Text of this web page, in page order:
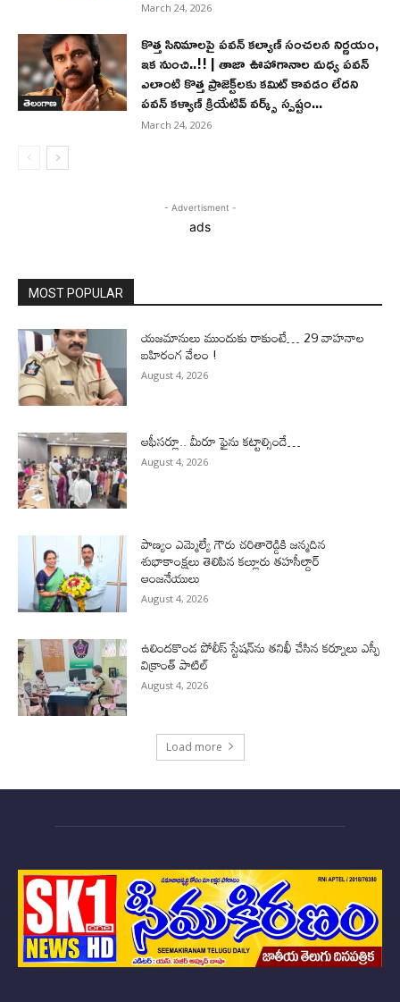
March 24, 2026
తెలంగాణ
కొత్త సినిమాలపై పవన్ కల్యాణ్‌ సంచలన నిర్ణయం,
ఇక నుంచి..!! | తాజా ఊహాగానాల మధ్య పవన్
ఎలాంటి కొత్త ప్రాజెక్ట్‌లకు కమిట్ కావడం లేదని
పవన్ కళ్యాణ్ క్రియేటివ్ వర్క్స్ స్పష్టం...
March 24, 2026
- Advertisment -
ads
MOST POPULAR
యజమానులు ముందుకు రాకుంటే… 29 వాహనాల
బహిరంగ వేలం !
August 4, 2026
ఆఫీసర్లూ.. మీరూ ఫైను కట్టాల్సిందే…
August 4, 2026
పాణ్యం ఎమ్మెల్యే గౌరు చరితారెడ్డికి జన్మదిన
శుభాకాంక్షలు తెలిపిన కల్లూరు తహసీల్దార్
ఆంజనేయులు
August 4, 2026
ఉలిందకొండ పోలీస్ స్టేషన్‌ను తనిఖీ చేసిన కర్నూలు ఎస్పీ
విక్రాంత్ పాటిల్
August 4, 2026
Load more